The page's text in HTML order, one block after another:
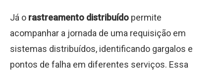
Já o rastreamento distribuído permite
acompanhar a jornada de uma requisição em
sistemas distribuídos, identificando gargalos e
pontos de falha em diferentes serviços. Essa